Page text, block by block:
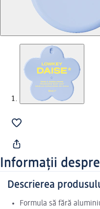
Informații
Descrierea
Formula să fără